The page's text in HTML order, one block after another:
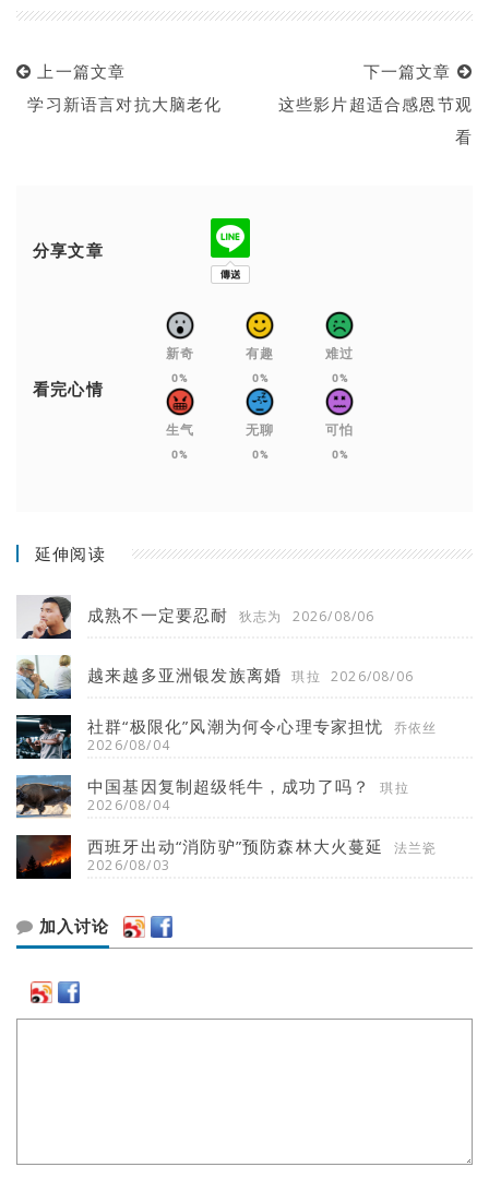
上一篇文章
学习新语言对抗大脑老化
下一篇文章
这些影片超适合感恩节观
看
分享文章
看完心情
新奇
0%
有趣
0%
难过
0%
生气
0%
无聊
0%
可怕
0%
延伸阅读
成熟不一定要忍耐 狄志为 2026/08/06
越来越多亚洲银发族离婚 琪拉 2026/08/06
社群“极限化”风潮为何令心理专家担忧
乔依丝
2026/08/04
中国基因复制超级牦牛，成功了吗？
琪拉
2026/08/04
西班牙出动“消防驴”预防森林大火蔓延
法兰瓷
2026/08/03
加入讨论